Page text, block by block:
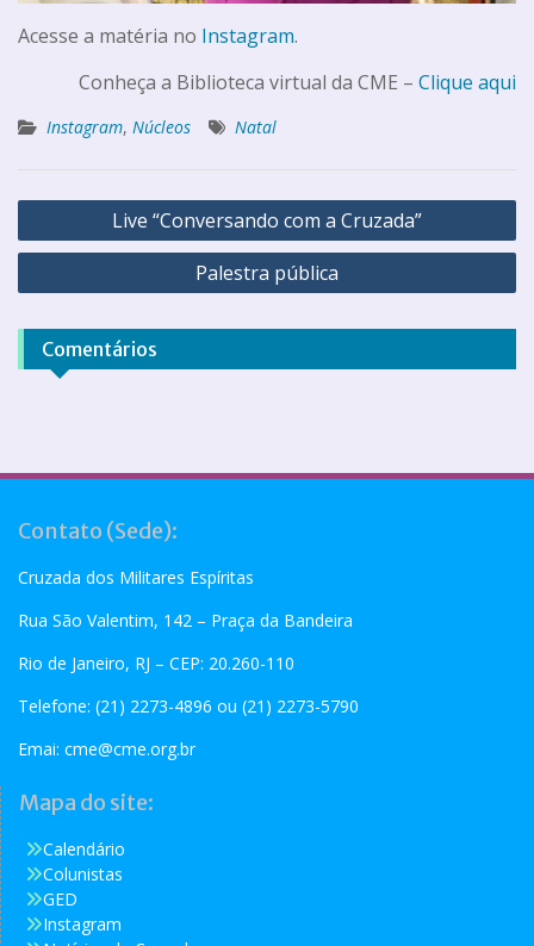
Acesse a matéria no Instagram.
Conheça a Biblioteca virtual da CME – Clique aqui
Instagram, Núcleos Natal
Live “Conversando com a Cruzada”
Palestra pública
Comentários
Contato (Sede):
Cruzada dos Militares Espíritas
Rua São Valentim, 142 – Praça da Bandeira
Rio de Janeiro, RJ – CEP: 20.260-110
Telefone: (21) 2273-4896 ou (21) 2273-5790
Emai: cme@cme.org.br
Mapa do site:
Calendário
Colunistas
GED
Instagram